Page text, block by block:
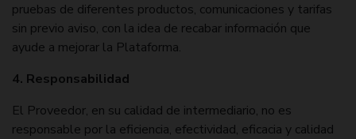
pruebas de diferentes productos, comunicaciones y tarifas
sin previo aviso, con la idea de recabar información que
ayude a mejorar la Plataforma.
4. Responsabilidad
El Proveedor, en su calidad de intermediario, no es
responsable por la eficiencia, efectividad, eficacia y calidad